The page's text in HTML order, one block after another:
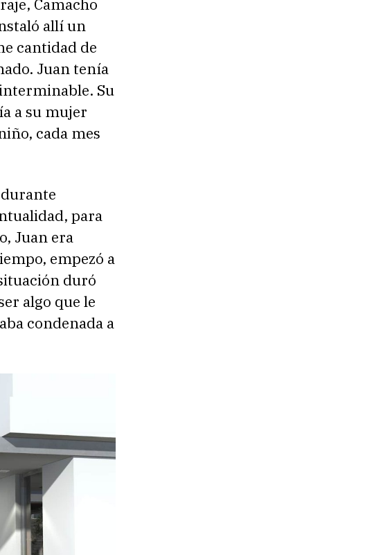
Camacho
allí un
cantidad de
Juan tenía
Su
a su mujer
cada mes
para
Juan era
empezó a
duró
algo que le
condenada a